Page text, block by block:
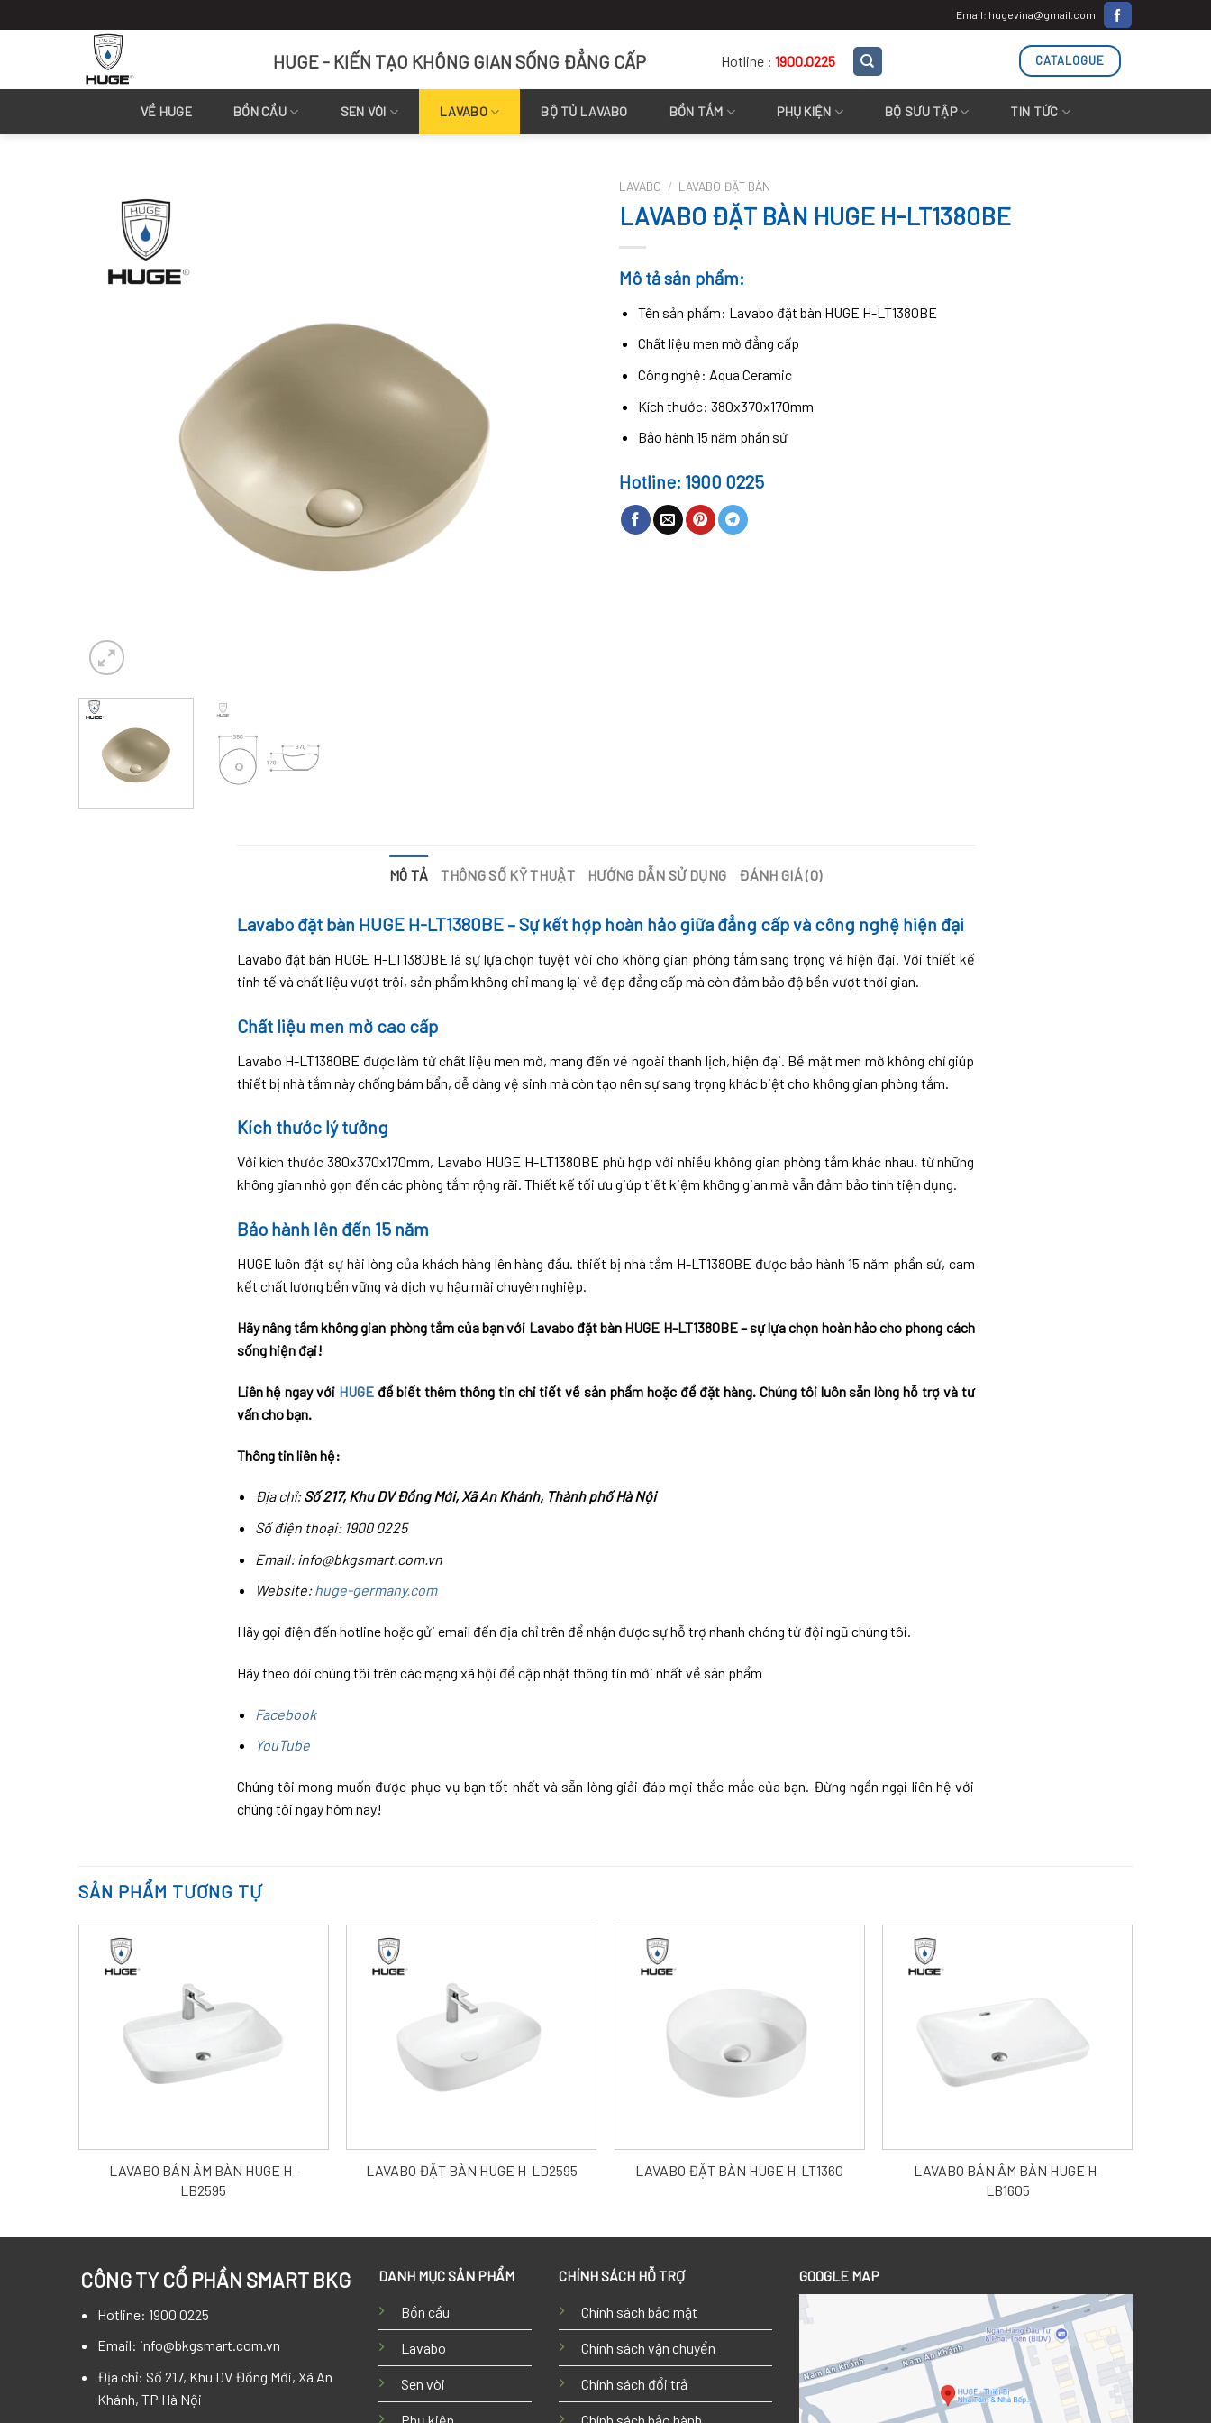
to
Email: hugevina@gmail.com
HUGE - KIẾN TẠO KHÔNG GIAN SỐNG ĐẲNG CẤP Hotline : 1900.0225 CATALOGUE
VỀ HUGE BỒN CẦU SEN VÒI LAVABO BỘ TỦ LAVABO BỒN TẮM PHỤ KIỆN BỘ SƯU TẬP TIN TỨC
LAVABO / LAVABO ĐẶT BÀN
LAVABO ĐẶT BÀN HUGE H-LT1380BE
Mô tả sản phẩm:
Tên sản phẩm: Lavabo đặt bàn HUGE H-LT1380BE
Chất liệu men mờ đẳng cấp
Công nghệ: Aqua Ceramic
Kích thước: 380x370x170mm
Bảo hành 15 năm phần sứ
Hotline: 1900 0225
MÔ TẢ THÔNG SỐ KỸ THUẬT HƯỚNG DẪN SỬ DỤNG ĐÁNH GIÁ (0)
Lavabo đặt bàn HUGE H-LT1380BE – Sự kết hợp hoàn hảo giữa đẳng cấp và công nghệ hiện đại
Lavabo đặt bàn HUGE H-LT1380BE là sự lựa chọn tuyệt vời cho không gian phòng tắm sang trọng và hiện đại. Với thiết kế
tinh tế và chất liệu vượt trội, sản phẩm không chỉ mang lại vẻ đẹp đẳng cấp mà còn đảm bảo độ bền vượt thời gian.
Chất liệu men mờ cao cấp
Lavabo H-LT1380BE được làm từ chất liệu men mờ, mang đến vẻ ngoài thanh lịch, hiện đại. Bề mặt men mờ không chỉ giúp
thiết bị nhà tắm này chống bám bẩn, dễ dàng vệ sinh mà còn tạo nên sự sang trọng khác biệt cho không gian phòng tắm.
Kích thước lý tưởng
Với kích thước 380x370x170mm, Lavabo HUGE H-LT1380BE phù hợp với nhiều không gian phòng tắm khác nhau, từ những
không gian nhỏ gọn đến các phòng tắm rộng rãi. Thiết kế tối ưu giúp tiết kiệm không gian mà vẫn đảm bảo tính tiện dụng.
Bảo hành lên đến 15 năm
HUGE luôn đặt sự hài lòng của khách hàng lên hàng đầu. thiết bị nhà tắm H-LT1380BE được bảo hành 15 năm phần sứ, cam
kết chất lượng bền vững và dịch vụ hậu mãi chuyên nghiệp.
Hãy nâng tầm không gian phòng tắm của bạn với Lavabo đặt bàn HUGE H-LT1380BE – sự lựa chọn hoàn hảo cho phong cách
sống hiện đại!
Liên hệ ngay với HUGEđể biết thêm thông tin chi tiết về sản phẩm hoặc để đặt hàng. Chúng tôi luôn sẵn lòng hỗ trợ và tư
vấn cho bạn.
Thông tin liên hệ:
Địa chỉ:Số 217, Khu DV Đồng Mới, Xã An Khánh, Thành phố Hà Nội
Số điện thoại: 1900 0225
Email: info@bkgsmart.com.vn
Website:huge-germany.com
Hãy gọi điện đến hotline hoặc gửi email đến địa chỉ trên để nhận được sự hỗ trợ nhanh chóng từ đội ngũ chúng tôi.
Hãy theo dõi chúng tôi trên các mạng xã hội để cập nhật thông tin mới nhất về sản phẩm
Facebook
YouTube
Chúng tôi mong muốn được phục vụ bạn tốt nhất và sẵn lòng giải đáp mọi thắc mắc của bạn. Đừng ngần ngại liên hệ với
chúng tôi ngay hôm nay!
SẢN PHẨM TƯƠNG TỰ
LAVABO BÁN ÂM BÀN HUGE H-
LB2595
LAVABO ĐẶT BÀN HUGE H-LD2595 LAVABO ĐẶT BÀN HUGE H-LT1360
LAVABO BÁN ÂM BÀN HUGE H-
LB1605
CÔNG TY CỔ PHẦN SMART BKG
Hotline: 1900 0225
Email: info@bkgsmart.com.vn
Địa chỉ: Số 217, Khu DV Đồng Mới, Xã An
Khánh, TP Hà Nội
DANH MỤC SẢN PHẨM
Bồn cầu
Lavabo
Sen vòi
CHÍNH SÁCH HỖ TRỢ
Chính sách bảo mật
Chính sách vận chuyển
Chính sách đổi trả
GOOGLE MAP